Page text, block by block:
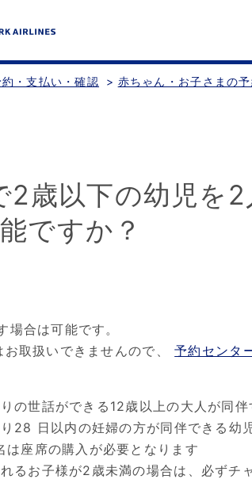
約・支払い・確認 > 赤ちゃん・お子さまの予
2歳以下の幼児を
ですか？
場合は可能です。
お取扱いできませんので、予約センタ
の世話ができる12歳以上の大人が同伴
28 日以内の妊婦の方が同伴できる幼
は座席の購入が必要となります
るお子様が2歳未満の場合は、必ずチ